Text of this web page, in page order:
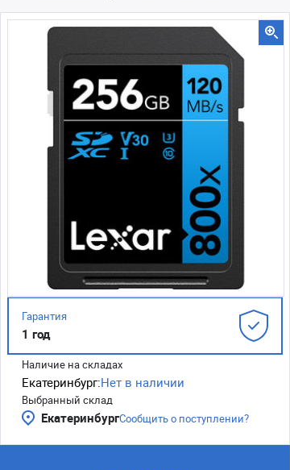
Гарантия
1 год
Наличие на складах
Екатеринбург:Нет в наличии
Выбранный склад
ЕкатеринбургСообщить о поступлении?